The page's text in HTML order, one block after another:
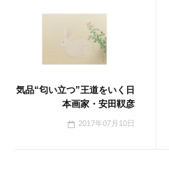
気品“匂い立つ”王道をいく日
本画家・安田靫彦
2017年07月10日